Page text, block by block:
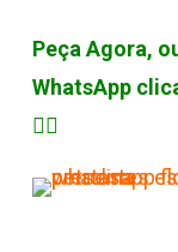
Peça Agora,
WhatsApp
👇🏽